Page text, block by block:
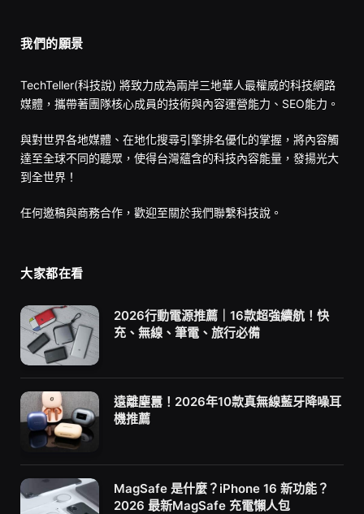
我們的願景
TechTeller(科技說) 將致力成為兩岸三地華人最權威的科技網路
媒體，攜帶著團隊核心成員的技術與內容運營能力、SEO能力。
與對世界各地媒體、在地化搜尋引擎排名優化的掌握，將內容觸
達至全球不同的聽眾，使得台灣蘊含的科技內容能量，發揚光大
到全世界！
任何邀稿與商務合作，歡迎至關於我們聯繫科技說。
大家都在看
2026行動電源推薦｜16款超強續航！快
充、無線、筆電、旅行必備
遠離塵囂！2026年10款真無線藍牙降噪耳
機推薦
MagSafe 是什麼？iPhone 16 新功能？
2026 最新MagSafe 充電懶人包